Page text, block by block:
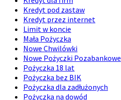
Kredyt pod zastaw
Kredyt przez internet
Limit w koncie
Mała Pożyczka
Nowe Chwilówki
Nowe Pożyczki Pozabankowe
Pożyczka 18 lat
Pożyczka bez BIK
Pożyczka dla zadłużonych
Pożyczka na dowód